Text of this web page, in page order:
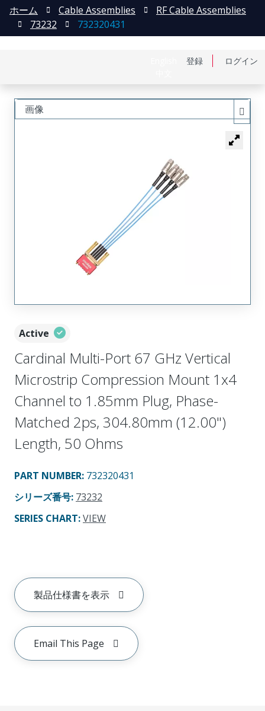
登録 ログイン
ホーム Cable Assemblies
RF Cable Assemblies
73232
732320431
Active
Cardinal Multi-Port 67 GHz Vertical
Microstrip Compression Mount 1x4
Channel to 1.85mm Plug, Phase-
Matched 2ps, 304.80mm (12.00")
Length, 50 Ohms
PART NUMBER: 732320431
シリーズ番号: 73232
SERIES CHART:VIEW
製品仕様書を表示
Email This Page
画像